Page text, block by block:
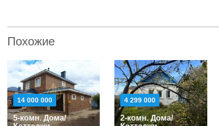
Похожие
14 000 000
5-комн. Дома/
4 299 000
2-комн. Дома/